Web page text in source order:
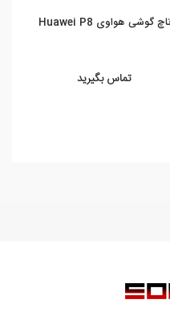
تاچ گوشی هواوی Huawei P8
تماس بگیرید